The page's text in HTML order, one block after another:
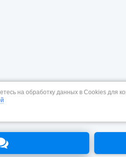
на обработку данных в Cookies для